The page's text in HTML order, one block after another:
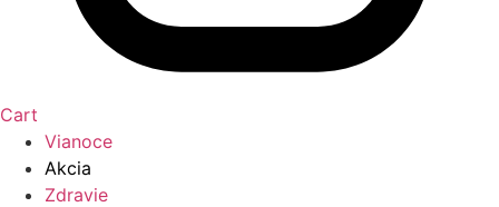
Cart
Vianoce
Akcia
Zdravie